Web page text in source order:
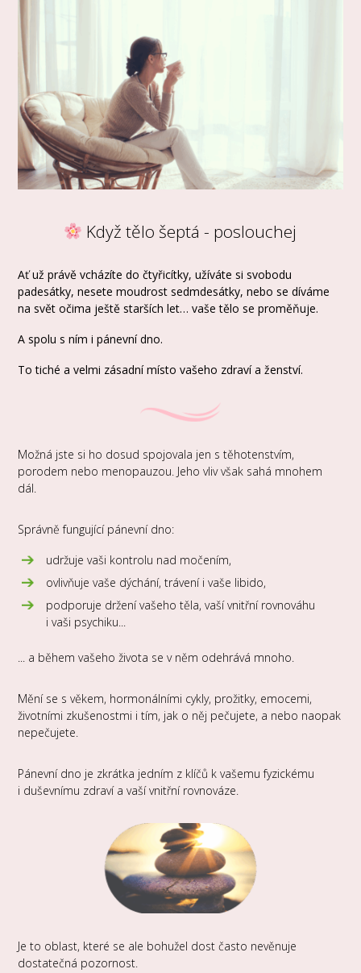
Když tělo šeptá - poslouchej
Ať už právě vcházíte do čtyřicítky, užíváte si svobodu
padesátky, nesete moudrost sedmdesátky, nebo se díváme
na svět očima ještě starších let… vaše tělo se proměňuje.
A spolu s ním i pánevní dno.
To tiché a velmi zásadní místo vašeho zdraví a ženství.
Možná jste si ho dosud spojovala jen s těhotenstvím,
porodem nebo menopauzou. Jeho vliv však sahá mnohem
dál.
Správně fungující pánevní dno:
udržuje vaši kontrolu nad močením,
ovlivňuje vaše dýchání, trávení i vaše libido,
podporuje držení vašeho těla, vaší vnitřní rovnováhu
i vaši psychiku...
... a během vašeho života se v něm odehrává mnoho.
Mění se s věkem, hormonálními cykly, prožitky, emocemi,
životními zkušenostmi i tím, jak o něj pečujete, a nebo naopak
nepečujete.
Pánevní dno je zkrátka jedním z klíčů k vašemu fyzickému
i duševnímu zdraví a vaší vnitřní rovnováze.
Je to oblast, které se ale bohužel dost často nevěnuje
dostatečná pozornost.